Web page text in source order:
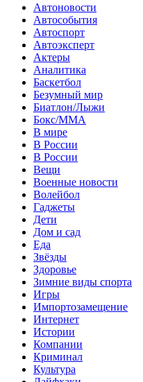
Автоновости
Автособытия
Автоспорт
Автоэксперт
Актеры
Аналитика
Баскетбол
Безумный мир
Биатлон/Лыжи
Бокс/MMA
В мире
В России
В России
Вещи
Военные новости
Волейбол
Гаджеты
Дети
Дом и сад
Еда
Звёзды
Здоровье
Зимние виды спорта
Игры
Импортозамещение
Интернет
Истории
Компании
Криминал
Культура